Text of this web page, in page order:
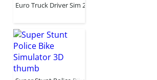
Euro Truck Driver Sim 2018